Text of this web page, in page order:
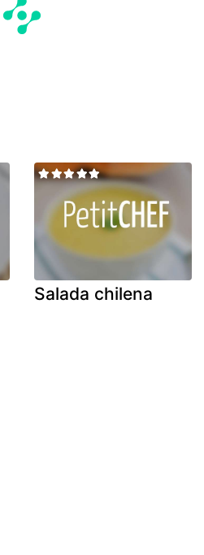
Salada chilena